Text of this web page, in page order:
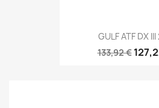
GULF ATF DX III
133,92 €